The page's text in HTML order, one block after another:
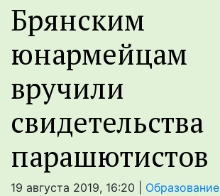
Брянским
юнармейцам
вручили
свидетельства
парашютистов
19 августа 2019, 16:20 | Образование